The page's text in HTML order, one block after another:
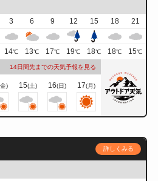
3 6 9 12 15 18
21
14℃ 13℃ 17℃ 19℃ 18℃ 18℃ 15℃
14日間先までの天気予報を見る
) 15(土) 16(日) 17(月)
詳しくみる